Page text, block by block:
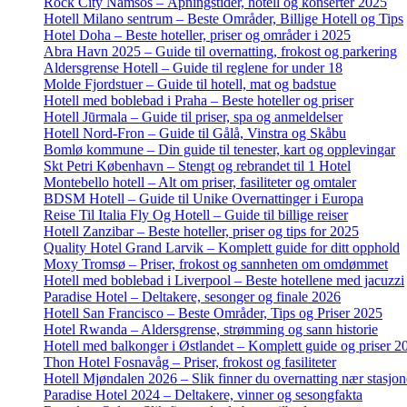
Hotell Milano sentrum – Beste Områder, Billige Hotell og Tips
Hotel Doha – Beste hoteller, priser og områder i 2025
Abra Havn 2025 – Guide til overnatting, frokost og parkering
Aldersgrense Hotell – Guide til reglene for under 18
Molde Fjordstuer – Guide til hotell, mat og badstue
Hotell med boblebad i Praha – Beste hoteller og priser
Hotell Jūrmala – Guide til priser, spa og anmeldelser
Hotell Nord-Fron – Guide til Gålå, Vinstra og Skåbu
Bomlø kommune – Din guide til tenester, kart og opplevingar
Skt Petri København – Stengt og rebrandet til 1 Hotel
Montebello hotell – Alt om priser, fasiliteter og omtaler
BDSM Hotell – Guide til Unike Overnattinger i Europa
Reise Til Italia Fly Og Hotell – Guide til billige reiser
Hotell Zanzibar – Beste hoteller, priser og tips for 2025
Quality Hotel Grand Larvik – Komplett guide for ditt opphold
Moxy Tromsø – Priser, frokost og sannheten om omdømmet
Hotell med boblebad i Liverpool – Beste hotellene med jacuzzi
Paradise Hotel – Deltakere, sesonger og finale 2026
Hotell San Francisco – Beste Områder, Tips og Priser 2025
Hotel Rwanda – Aldersgrense, strømming og sann historie
Hotell med balkonger i Østlandet – Komplett guide og priser
Thon Hotel Fosnavåg – Priser, frokost og fasiliteter
Hotell Mjøndalen 2026 – Slik finner du overnatting nær
Paradise Hotel 2024 – Deltakere, vinner og sesongfakta